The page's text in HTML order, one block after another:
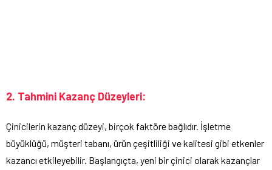
2. Tahmini Kazanç Düzeyleri:
Çinicilerin kazanç düzeyi, birçok faktöre bağlıdır. İşletme
büyüklüğü, müşteri tabanı, ürün çeşitliliği ve kalitesi gibi etkenler
kazancı etkileyebilir. Başlangıçta, yeni bir çinici olarak kazançlar